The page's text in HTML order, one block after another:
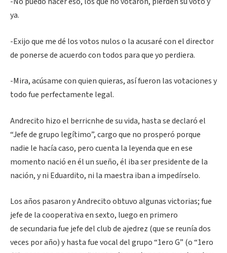
ya.
-Exijo que me dé los votos nulos o la acusaré con el director
de ponerse de acuerdo con todos para que yo perdiera.
-Mira, acúsame con quien quieras, así fueron las votaciones y
todo fue perfectamente legal.
Andrecito hizo el berricnhe de su vida, hasta se declaró el
“Jefe de grupo legítimo”, cargo que no prosperó porque
nadie le hacía caso, pero cuenta la leyenda que en ese
momento nació en él un sueño, él iba ser presidente de la
nación, y ni Eduardito, ni la maestra iban a impedírselo.
Los años pasaron y Andrecito obtuvo algunas victorias; fue
jefe de la cooperativa en sexto, luego en primero
de secundaria fue jefe del club de ajedrez (que se reunía dos
veces por año) y hasta fue vocal del grupo “1ero G” (o “1ero